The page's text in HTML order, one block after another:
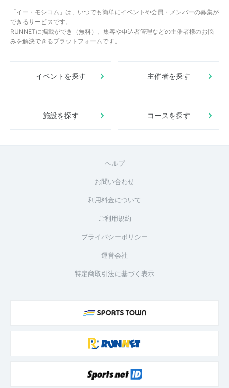
「イー・モシコム」は、いつでも簡単にイベントや会員・メンバーの募集が
できるサービスです。
RUNNETに掲載ができ（無料）、集客や申込者管理などの主催者様のお悩
みを解決できるプラットフォームです。
イベントを探す 主催者を探す
施設を探す コースを探す
ヘルプ
お問い合わせ
利用料金について
ご利用規約
プライバシーポリシー
運営会社
特定商取引法に基づく表示